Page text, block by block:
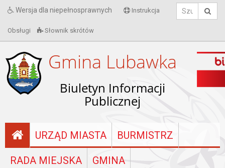
Wersja dla niepełnosprawnych Instrukcja
Obsługi Słownik skrótów
Gmina Lubawka
Biuletyn Informacji
Publicznej
URZĄD MIASTA BURMISTRZ
RADA MIEJSKA GMINA